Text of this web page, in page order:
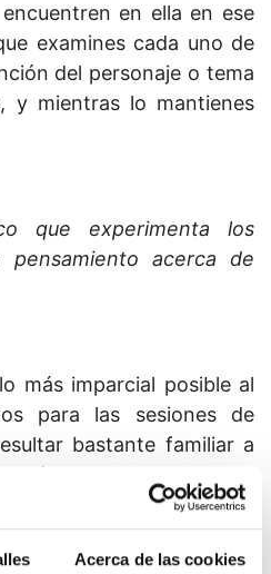
Acerca de las cookies
en ella en ese
examines cada uno de
del personaje o tema
y mientras lo mantienes
que experimenta los
acerca de
más imparcial posible al
para las sesiones de
bastante familiar a
en adelante no se
se incluirá de vez
recordatorio. No olvides,
los objetos al azar